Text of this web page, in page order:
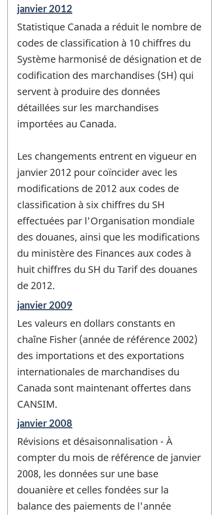
Période
référence
de
-
janvier 2012
Statistique Canada a réduit le nombre de
codes de classification à 10 chiffres du
Système harmonisé de désignation et de
codification des marchandises (SH) qui
servent à produire des données
détaillées sur les marchandises
importées au Canada.
Les changements entrent en vigueur en
janvier 2012 pour coïncider avec les
modifications de 2012 aux codes de
classification à six chiffres du SH
effectuées par l'Organisation mondiale
des douanes, ainsi que les modifications
du ministère des Finances aux codes à
huit chiffres du SH du Tarif des douanes
de 2012.
Période
référence
de
-
janvier 2009
Les valeurs en dollars constants en
chaîne Fisher (année de référence 2002)
des importations et des exportations
internationales de marchandises du
Canada sont maintenant offertes dans
CANSIM.
Période
référence
de
changement
-
janvier 2008
Révisions et désaisonnalisation - À
compter du mois de référence de janvier
2008, les données sur une base
douanière et celles fondées sur la
balance des paiements de l'année